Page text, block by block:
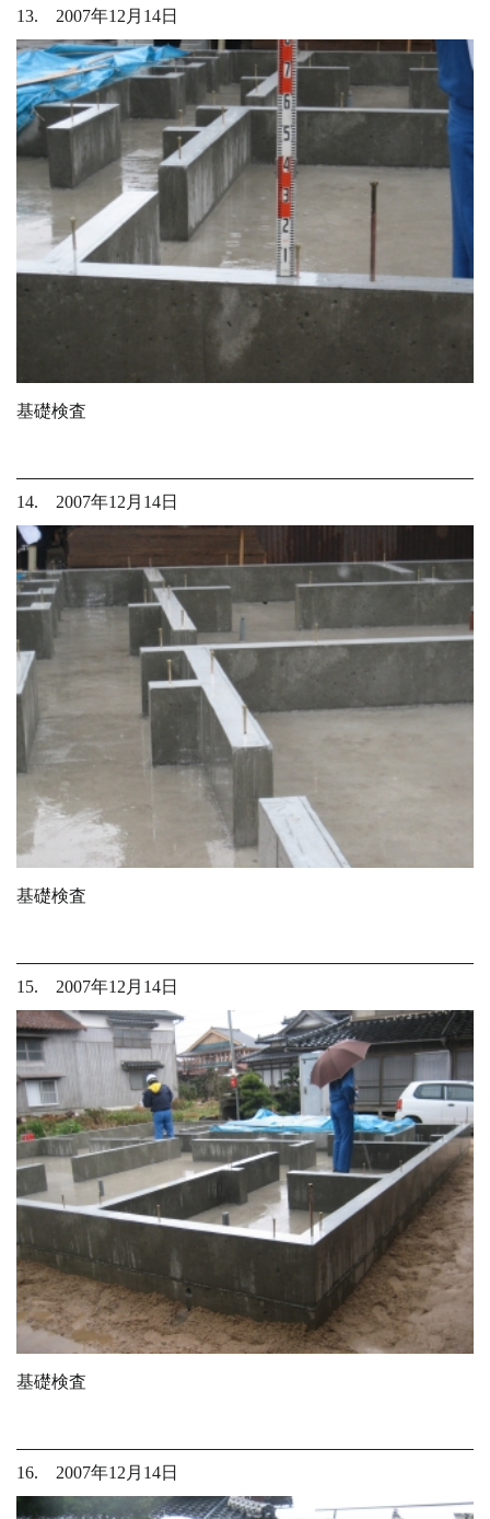
13. 2007年12月14日
基礎検査
14. 2007年12月14日
基礎検査
15. 2007年12月14日
基礎検査
16. 2007年12月14日